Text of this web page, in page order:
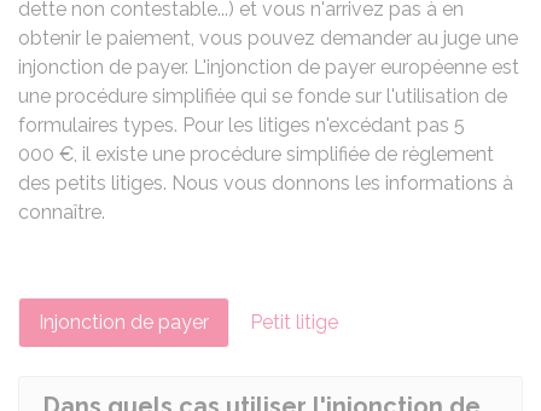
dette non contestable...) et vous n'arrivez pas à en
obtenir le paiement, vous pouvez demander au juge une
injonction de payer. L'injonction de payer européenne est
une procédure simplifiée qui se fonde sur l'utilisation de
formulaires types. Pour les litiges n'excédant pas 5
000 €, il existe une procédure simplifiée de règlement
des petits litiges. Nous vous donnons les informations à
connaître.
Injonction de payer Petit litige